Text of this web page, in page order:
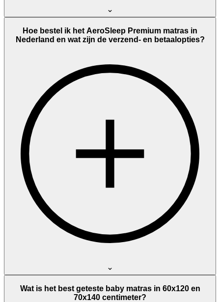
Hoe bestel ik het AeroSleep Premium matras in
Nederland en wat zijn de verzend- en betaalopties?
Wat is het best geteste baby matras in 60x120 en
70x140 centimeter?